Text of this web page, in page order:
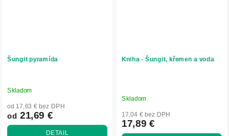
Šungit pyramída
Priemerné
hodnotenie
produktu
je
Skladom
od 17,63 € bez DPH
od 21,69 €
DETAIL
Kniha - Šungit, křemen a voda
Skladom
17,04 € bez DPH
17,89 €